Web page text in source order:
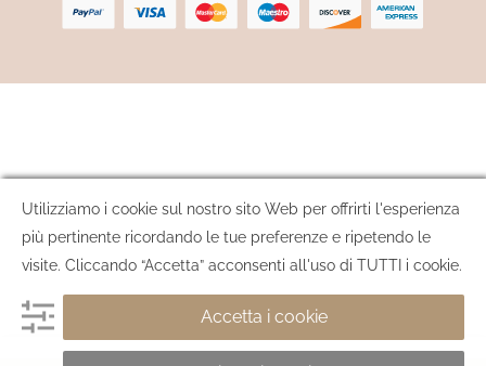
Utilizziamo i cookie sul nostro sito Web per offrirti l'esperienza
più pertinente ricordando le tue preferenze e ripetendo le
visite. Cliccando “Accetta” acconsenti all'uso di TUTTI i cookie.
Accetta i cookie